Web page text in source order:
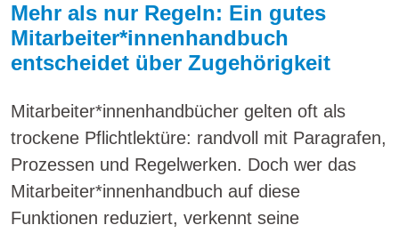
Mehr als nur Regeln: Ein gutes
Mitarbeiter*innenhandbuch
entscheidet über Zugehörigkeit
Mitarbeiter*innenhandbücher gelten oft als
trockene Pflichtlektüre: randvoll mit Paragrafen,
Prozessen und Regelwerken. Doch wer das
Mitarbeiter*innenhandbuch auf diese
Funktionen reduziert, verkennt seine